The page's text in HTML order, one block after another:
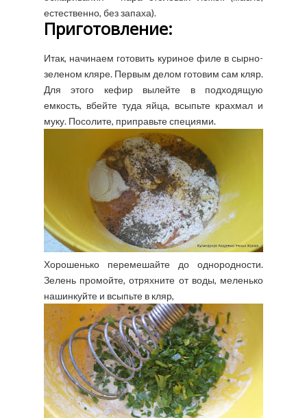
естественно, без запаха).
Приготовление:
Итак, начинаем готовить куриное филе в сырно-
зеленом кляре. Первым делом готовим сам кляр.
Для этого кефир вылейте в подходящую
емкость, вбейте туда яйца, всыпьте крахмал и
муку. Посолите, приправьте специями.
Хорошенько перемешайте до однородности.
Зелень промойте, отряхните от воды, меленько
нашинкуйте и всыпьте в кляр,